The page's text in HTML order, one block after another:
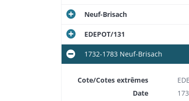
Neuf-Brisach
EDEPOT/131
1732-1783 Neuf-Brisach
Cote/Cotes extrêmes
Date